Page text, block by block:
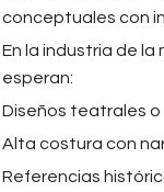
conceptuales con
En la industria de la
esperan:
Diseños teatrales o
Alta costura con
Referencias